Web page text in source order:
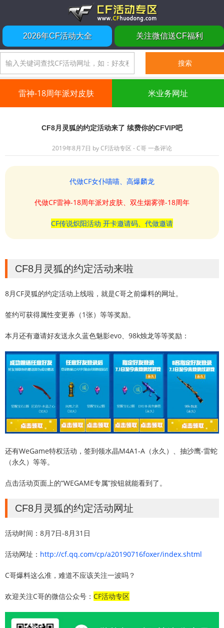
2026年CF活动大全 关注微信送CF福利
雷神-18周年派对皮肤 米业务网址
CF8月灵狐的约定活动来了 续费你的CFVIP吧
2019年8月7日 byCF活动专区 - C哥一条评论
代做CF女仆喵喵、高爆麟龙
代做CF雷神-18周年派对皮肤、双生烟雾弹-18周年
CF传说炽阳活动 开卡邀请码、代做邀请
CF8月灵狐的约定活动来啦
8月CF灵狐的约定活动上线啦，就是C哥之前爆料的网址。
签约可获得属性变更券（1张）等等奖励。
本月还有邀请好友送永久蓝色魅影evo、98k烛龙等等奖励：
还有WeGame特权活动，签到领水晶M4A1-A（永久）、抽沙鹰-雷蛇
（永久）等等。
点击活动页面上的“WEGAME专属”按钮就能看到了。
CF8月灵狐的约定活动网址
活动时间：8月7日-8月31日
活动网址： http://cf.qq.com/cp/a20190716foxer/index.shtml
C哥爆料这么准，难道不应该关注一波吗？
欢迎关注C哥的微信公众号： CF活动专区